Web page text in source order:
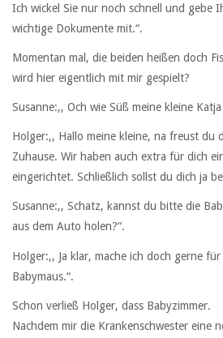
Ich wickel Sie nur noch schnell und gebe
wichtige Dokumente mit.“.
Momentan mal, die beiden heißen doch
wird hier eigentlich mit mir gespielt?
Susanne:,, Och wie Süß meine kleine
Holger:,, Hallo meine kleine, na freust du
Zuhause. Wir haben auch extra für dich
eingerichtet. Schließlich sollst du dich ja
Susanne:,, Schatz, kannst du bitte die
aus dem Auto holen?“.
Holger:,, Ja klar, mache ich doch gerne
Babymaus.“.
Schon verließ Holger, dass Babyzimmer.
Nachdem mir die Krankenschwester eine